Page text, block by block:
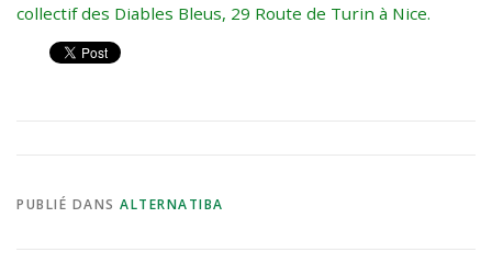
collectif des Diables Bleus, 29 Route de Turin à Nice.
PUBLIÉ DANS ALTERNATIBA